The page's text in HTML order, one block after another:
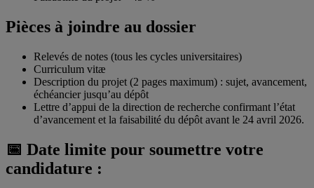
Pièces à joindre au dossier
Relevés de notes (tous les cycles universitaires)
Curriculum vitæ
Description du projet (2 pages maximum) : sujet, avancement,
échéancier jusqu’au dépôt
Lettre d’appui de la direction de recherche confirmant l’état
d’avancement et la faisabilité du dépôt avant le 24 avril 2026.
📅 Date limite pour soumettre votre
candidature :